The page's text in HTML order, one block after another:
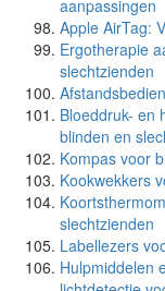
aanpassingen
Apple AirTag:
Ergotherapie
slechtzienden
Bloeddruk- en
blinden en
Kompas voor
Kookwekkers
slechtzienden
Labellezers
Hulpmiddelen